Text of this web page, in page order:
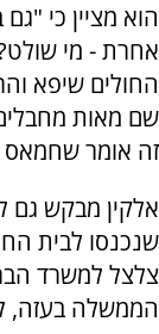
הוא מציין כי
אחרת - מי
החולים שיפא
שם מאות
זה אומר שחמאס
אלקין מבקש גם
שנכנסו לבית
צלצל למשרד
הממשלה בעזה,